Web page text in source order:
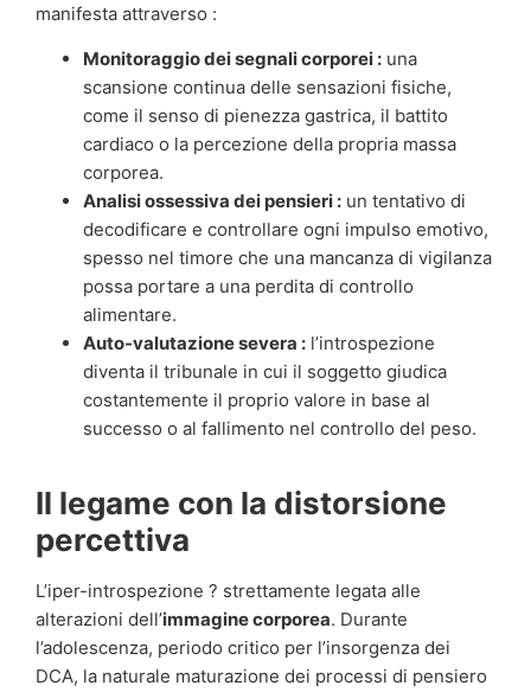
manifesta attraverso :
Monitoraggio dei segnali corporei : una
scansione continua delle sensazioni fisiche,
come il senso di pienezza gastrica, il battito
cardiaco o la percezione della propria massa
corporea.
Analisi ossessiva dei pensieri : un tentativo di
decodificare e controllare ogni impulso emotivo,
spesso nel timore che una mancanza di vigilanza
possa portare a una perdita di controllo
alimentare.
Auto-valutazione severa : l’introspezione
diventa il tribunale in cui il soggetto giudica
costantemente il proprio valore in base al
successo o al fallimento nel controllo del peso.
Il legame con la distorsione
percettiva
L’iper-introspezione ? strettamente legata alle
alterazioni dell’immagine corporea. Durante
l’adolescenza, periodo critico per l’insorgenza dei
DCA, la naturale maturazione dei processi di pensiero